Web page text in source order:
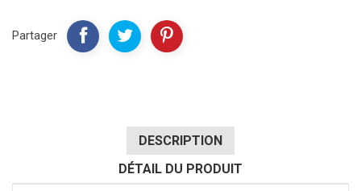
Partager
DESCRIPTION
DÉTAIL DU PRODUIT